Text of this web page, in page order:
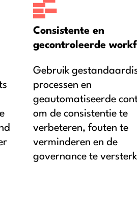
Consistente en
gecontroleerde
Gebruik
processen en
geautomatiseerde
om de consistentie te
verbeteren, fouten te
verminderen en de
governance te